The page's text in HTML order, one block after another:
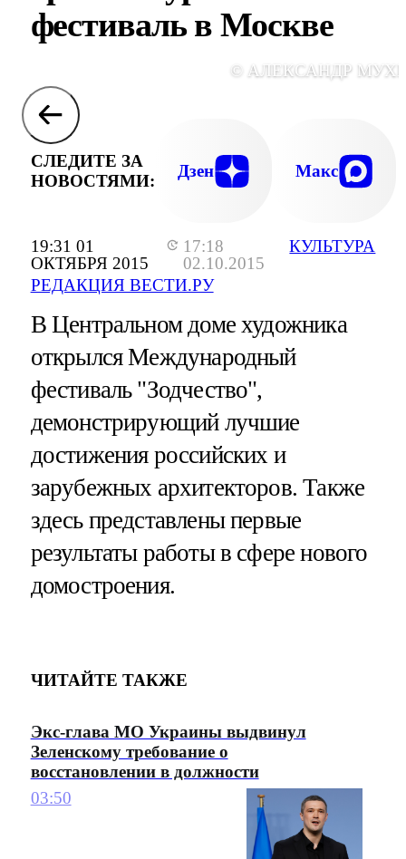
19:31 01
ОКТЯБРЯ 2015
17:18
02.10.2015
РЕДАКЦИЯ ВЕСТИ.РУ
КУЛЬТУРА
фестиваль в Москве
© АЛЕКСАНДР
СЛЕДИТЕ ЗА
НОВОСТЯМИ:
Дзен Макс
В Центральном доме художника
открылся Международный
фестиваль "Зодчество",
демонстрирующий лучшие
достижения российских и
зарубежных архитекторов. Также
здесь представлены первые
результаты работы в сфере нового
домостроения.
ЧИТАЙТЕ ТАКЖЕ
Экс-глава МО Украины выдвинул
Зеленскому требование о
восстановлении в должности
03:50